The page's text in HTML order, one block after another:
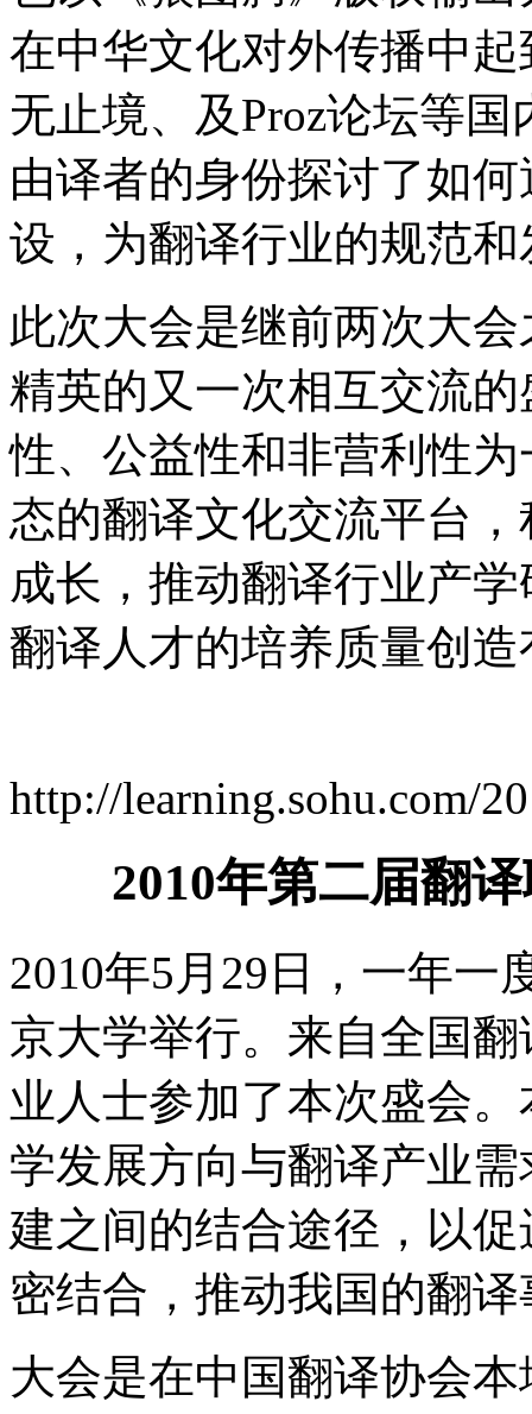
在中华文化对外传播中
无止境、及Proz论坛等
由译者的身份探讨了如
设，为翻译行业的规范
此次大会是继前两次大
精英的又一次相互交流
性、公益性和非营利性
态的翻译文化交流平台
成长，推动翻译行业产
翻译人才的培养质量创
http://learning.sohu.com/
2010年第二届翻译
2010年5月29日，一年一
京大学举行。来自全国翻
业人士参加了本次盛会
学发展方向与翻译产业
建之间的结合途径，以
密结合，推动我国的翻
大会是在中国翻译协会